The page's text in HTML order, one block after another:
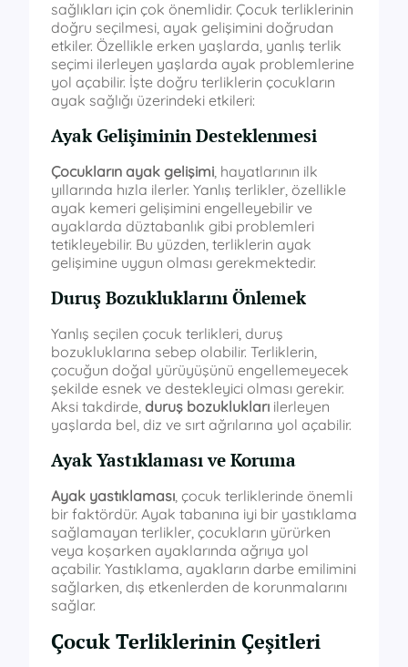
sağlıkları için çok önemlidir. Çocuk terliklerinin
doğru seçilmesi, ayak gelişimini doğrudan
etkiler. Özellikle erken yaşlarda, yanlış terlik
seçimi ilerleyen yaşlarda ayak problemlerine
yol açabilir. İşte doğru terliklerin çocukların
ayak sağlığı üzerindeki etkileri:
Ayak Gelişiminin Desteklenmesi
Çocukların ayak gelişimi , hayatlarının ilk
yıllarında hızla ilerler. Yanlış terlikler, özellikle
ayak kemeri gelişimini engelleyebilir ve
ayaklarda düztabanlık gibi problemleri
tetikleyebilir. Bu yüzden, terliklerin ayak
gelişimine uygun olması gerekmektedir.
Duruş Bozukluklarını Önlemek
Yanlış seçilen çocuk terlikleri, duruş
bozukluklarına sebep olabilir. Terliklerin,
çocuğun doğal yürüyüşünü engellemeyecek
şekilde esnek ve destekleyici olması gerekir.
Aksi takdirde, duruş bozuklukları ilerleyen
yaşlarda bel, diz ve sırt ağrılarına yol açabilir.
Ayak Yastıklaması ve Koruma
Ayak yastıklaması , çocuk terliklerinde önemli
bir faktördür. Ayak tabanına iyi bir yastıklama
sağlamayan terlikler, çocukların yürürken
veya koşarken ayaklarında ağrıya yol
açabilir. Yastıklama, ayakların darbe emilimini
sağlarken, dış etkenlerden de korunmalarını
sağlar.
Çocuk Terliklerinin Çeşitleri